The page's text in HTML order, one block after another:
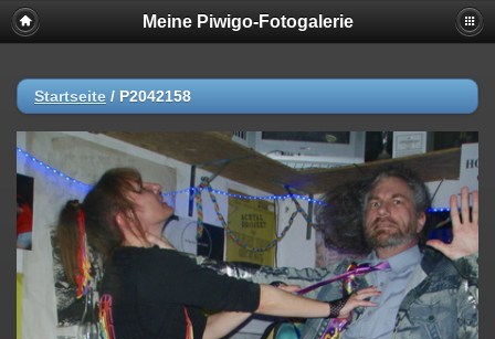
Meine Piwigo-Fotogalerie
Startseite / P2042158